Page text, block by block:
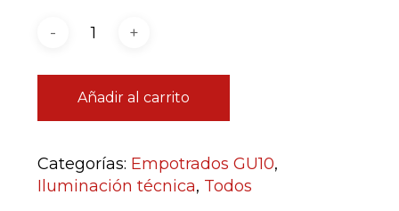
Añadir al carrito
Categorías: Empotrados GU10,
Iluminación técnica, Todos